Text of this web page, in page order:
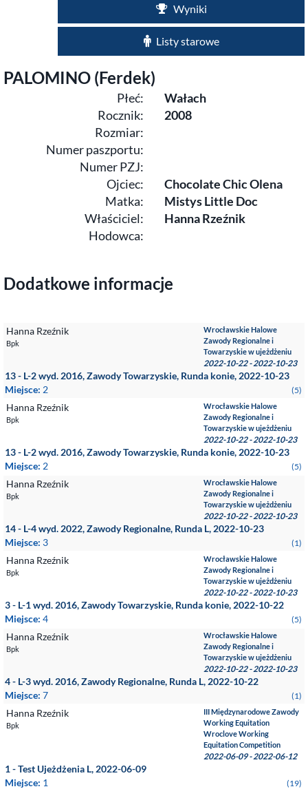
Wyniki
Listy starowe
PALOMINO (Ferdek)
Płeć:
Wałach
Rocznik:
2008
Rozmiar:
Numer paszportu:
Numer PZJ:
Ojciec:
Chocolate Chic Olena
Matka:
Mistys Little Doc
Właściciel:
Hanna Rzeźnik
Hodowca:
Dodatkowe informacje
Hanna Rzeźnik
Bpk
Wrocławskie Halowe
Zawody Regionalne i
Towarzyskie w ujeżdżeniu
2022-10-22 - 2022-10-23
13 - L-2 wyd. 2016, Zawody Towarzyskie, Runda konie, 2022-10-23
Miejsce: 2 (5)
Hanna Rzeźnik
Bpk
Wrocławskie Halowe
Zawody Regionalne i
Towarzyskie w ujeżdżeniu
2022-10-22 - 2022-10-23
13 - L-2 wyd. 2016, Zawody Towarzyskie, Runda konie, 2022-10-23
Miejsce: 2 (5)
Hanna Rzeźnik
Bpk
Wrocławskie Halowe
Zawody Regionalne i
Towarzyskie w ujeżdżeniu
2022-10-22 - 2022-10-23
14 - L-4 wyd. 2022, Zawody Regionalne, Runda L, 2022-10-23
Miejsce: 3 (1)
Hanna Rzeźnik
Bpk
Wrocławskie Halowe
Zawody Regionalne i
Towarzyskie w ujeżdżeniu
2022-10-22 - 2022-10-23
3 - L-1 wyd. 2016, Zawody Towarzyskie, Runda konie, 2022-10-22
Miejsce: 4 (5)
Hanna Rzeźnik
Bpk
Wrocławskie Halowe
Zawody Regionalne i
Towarzyskie w ujeżdżeniu
2022-10-22 - 2022-10-23
4 - L-3 wyd. 2016, Zawody Regionalne, Runda L, 2022-10-22
Miejsce: 7 (1)
Hanna Rzeźnik
Bpk
III Międzynarodowe Zawody
Working Equitation
Wroclove Working
Equitation Competition
2022-06-09 - 2022-06-12
1 - Test Ujeżdżenia L, 2022-06-09
Miejsce: 1 (19)